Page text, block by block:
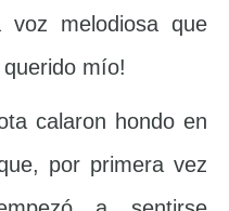
voz melodiosa que
mío!
calaron hondo en
por primera vez